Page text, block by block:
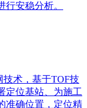
安稳分析。
技术，基于TOF技
定位基站、为施工
准确位置，定位精